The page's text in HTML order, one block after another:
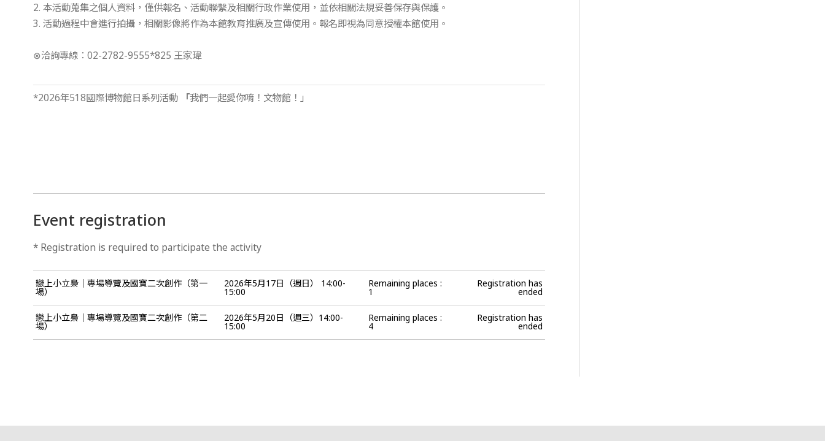
2. 本活動蒐集之個人資料，僅供報名、活動聯繫及相關行政作業使用，並依相關法規妥善保存與保護。
3. 活動過程中會進行拍攝，相關影像將作為本館教育推廣及宣傳使用。報名即視為同意授權本館使用。
⊗洽詢專線：02-2782-9555*825 王家瑋
*2026年518國際博物館日系列活動「我們一起愛你唷！文物館！」
Event registration
* Registration is required to participate the activity
戀上小立梟｜專場導覽及國寶二次創作（第一
場）
2026年5月17日（週日） 14:00-
15:00
Remaining places :
1
Registration has
ended
戀上小立梟｜專場導覽及國寶二次創作（第二
場）
2026年5月20日（週三）14:00-
15:00
Remaining places :
4
Registration has
ended